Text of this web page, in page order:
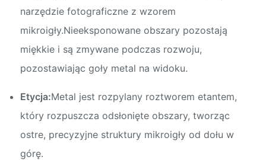
narzędzie fotograficzne z wzorem
mikroigły.Nieeksponowane obszary pozostają
miękkie i są zmywane podczas rozwoju,
pozostawiając goły metal na widoku.
Etycja:Metal jest rozpylany roztworem etantem,
który rozpuszcza odsłonięte obszary, tworząc
ostre, precyzyjne struktury mikroigły od dołu w
górę.